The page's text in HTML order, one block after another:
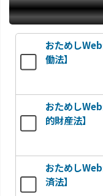
おためし
働法】
おためし
的財産法】
おためし
済法】